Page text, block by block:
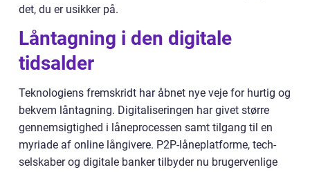
det, du er usikker på.
Låntagning i den digitale
tidsalder
Teknologiens fremskridt har åbnet nye veje for hurtig og
bekvem låntagning. Digitaliseringen har givet større
gennemsigtighed i låneprocessen samt tilgang til en
myriade af online långivere. P2P-låneplatforme, tech-
selskaber og digitale banker tilbyder nu brugervenlige